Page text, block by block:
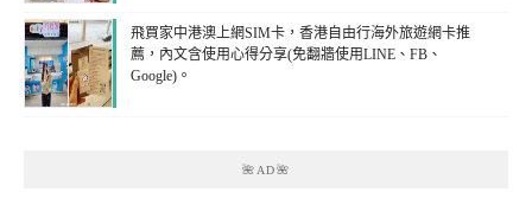
飛買家中港澳上網SIM卡，香港自由行海外旅遊網卡推
薦，內文含使用心得分享(免翻牆使用LINE、FB、
Google)。
🌺AD🌺